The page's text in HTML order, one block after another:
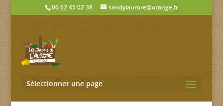
06 62 45 02 38 sandylaurore@orange.fr
Sélectionner une page